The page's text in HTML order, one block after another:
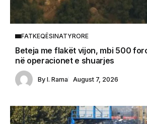
FATKEQËSINATYRORE
Beteja me flakët vijon, mbi 500
në operacionet e shuarjes
By I. Rama August 7, 2026